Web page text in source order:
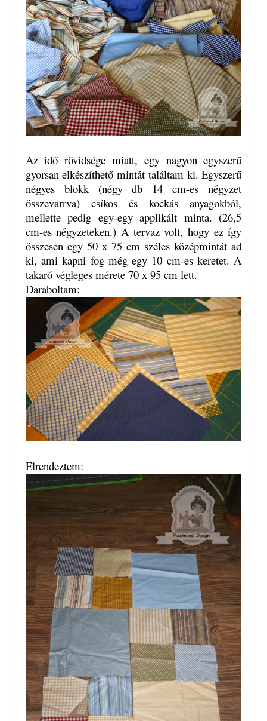
Az idő rövidsége miatt, egy nagyon egyszerű
gyorsan elkészíthető mintát találtam ki. Egyszerű
négyes blokk (négy db 14 cm-es négyzet
összevarrva) csíkos és kockás anyagokból,
mellette pedig egy-egy applikált minta. (26,5
cm-es négyzeteken.) A tervaz volt, hogy ez így
összesen egy 50 x 75 cm széles középmintát ad
ki, ami kapni fog még egy 10 cm-es keretet. A
takaró végleges mérete 70 x 95 cm lett.
Daraboltam:
Elrendeztem: